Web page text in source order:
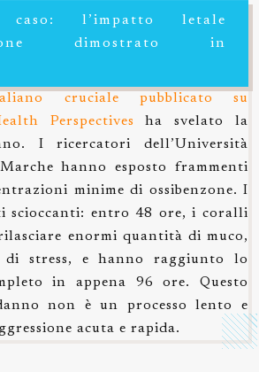
l’impatto letale
dimostrato in
cruciale pubblicato su
Perspectives
ha svelato la
I ricercatori dell’Università
hanno esposto frammenti
minime di ossibenzone. I
scioccanti: entro 48 ore, i coralli
enormi quantità di muco,
di stress, e hanno raggiunto lo
in appena 96 ore. Questo
non è un processo lento e
acuta e rapida.